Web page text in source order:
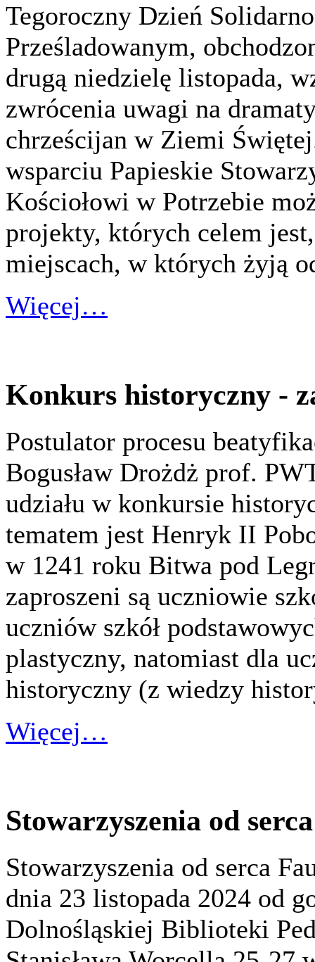
Tegoroczny Dzień
Prześladowanym,
drugą niedzielę listopada,
zwrócenia uwagi na
chrześcijan w Ziemi
wsparciu Papieskie
Kościołowi w Potrzebie
projekty, których celem
miejscach, w których żyją
Więcej…
Konkurs historyczny -
Postulator procesu
Bogusław Drożdż prof.
udziału w konkursie
tematem jest Henryk II
w 1241 roku Bitwa pod
zaproszeni są uczniowie
uczniów szkół
plastyczny, natomiast dla
historyczny (z wiedzy
Więcej…
Stowarzyszenia od
Stowarzyszenia od serca
dnia 23 listopada 2024 od
Dolnośląskiej Biblioteki